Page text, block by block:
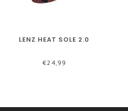
LENZ HEAT SOLE 2.0
€24,99